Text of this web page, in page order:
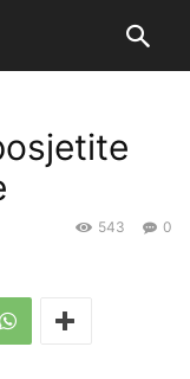
0
543